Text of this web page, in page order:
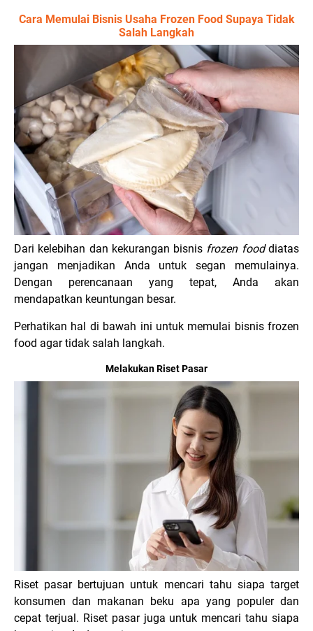
Cara Memulai Bisnis Usaha Frozen Food Supaya Tidak
Salah Langkah
Dari kelebihan dan kekurangan bisnis frozen fooddiatas
jangan menjadikan Anda untuk segan memulainya.
Dengan perencanaan yang tepat, Anda akan
mendapatkan keuntungan besar.
Perhatikan hal di bawah ini untuk memulai bisnis frozen
food agar tidak salah langkah.
Melakukan Riset Pasar
Riset pasar bertujuan untuk mencari tahu siapa target
konsumen dan makanan beku apa yang populer dan
cepat terjual. Riset pasar juga untuk mencari tahu siapa